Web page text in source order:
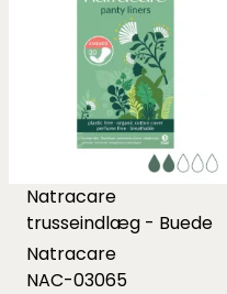
Natracare
trusseindlæg - Buede
Natracare
NAC-03065